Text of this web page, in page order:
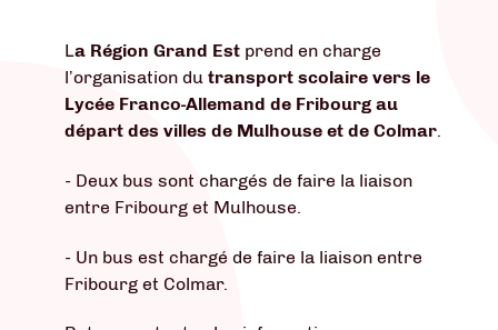
La Région Grand Est prend en charge
l’organisation du transport scolaire vers le
Lycée Franco-Allemand de Fribourg au
départ des villes de Mulhouse et de Colmar.
- Deux bus sont chargés de faire la liaison
entre Fribourg et Mulhouse.
- Un bus est chargé de faire la liaison entre
Fribourg et Colmar.